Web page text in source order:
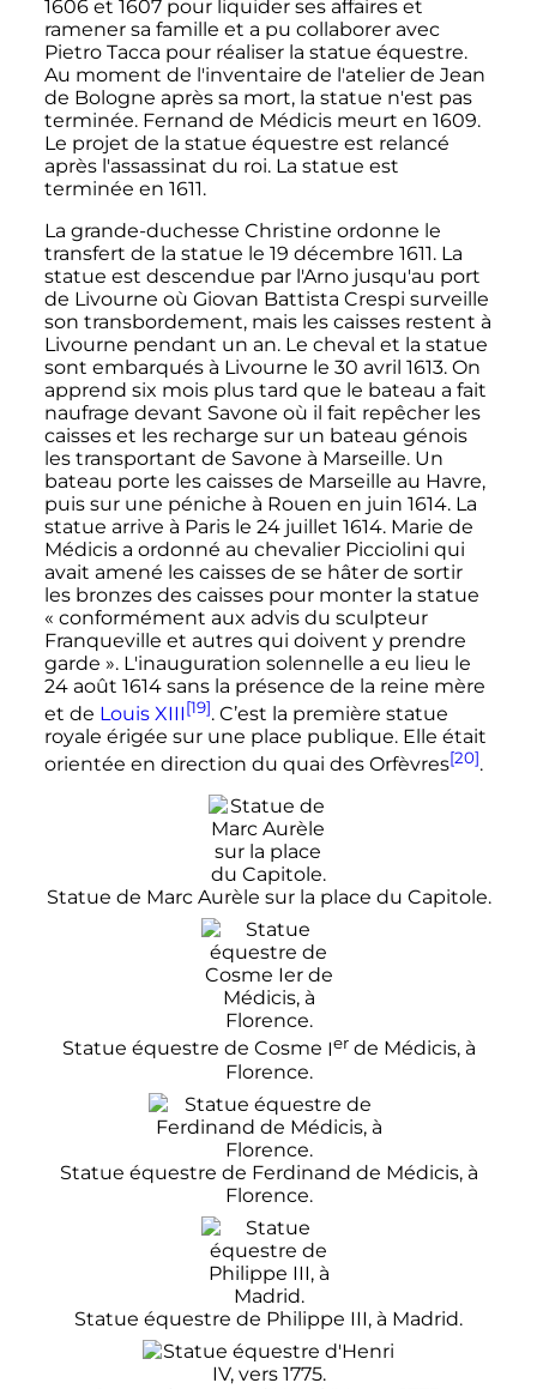
1606 et 1607 pour liquider ses affaires et
ramener sa famille et a pu collaborer avec
Pietro Tacca pour réaliser la statue équestre.
Au moment de l'inventaire de l'atelier de Jean
de Bologne après sa mort, la statue n'est pas
terminée. Fernand de Médicis meurt en 1609.
Le projet de la statue équestre est relancé
après l'assassinat du roi. La statue est
terminée en 1611.
La grande-duchesse Christine ordonne le
transfert de la statue le 19 décembre 1611. La
statue est descendue par l'Arno jusqu'au port
de Livourne où Giovan Battista Crespi surveille
son transbordement, mais les caisses restent à
Livourne pendant un an. Le cheval et la statue
sont embarqués à Livourne le 30 avril 1613. On
apprend six mois plus tard que le bateau a fait
naufrage devant Savone où il fait repêcher les
caisses et les recharge sur un bateau génois
les transportant de Savone à Marseille. Un
bateau porte les caisses de Marseille au Havre,
puis sur une péniche à Rouen en juin 1614. La
statue arrive à Paris le 24 juillet 1614. Marie de
Médicis a ordonné au chevalier Picciolini qui
avait amené les caisses de se hâter de sortir
les bronzes des caisses pour monter la statue
« conformément aux advis du sculpteur
Franqueville et autres qui doivent y prendre
garde ». L'inauguration solennelle a eu lieu le
24 août 1614sans la présence de la reine mère
et de Louis XIII[19]. C’est la première statue
royale érigée sur une place publique. Elle était
orientée en direction du quai des Orfèvres[20].
Statue de Marc Aurèle sur la place du Capitole.
Statue équestre de Cosme Ierde Médicis, à
Florence.
Statue équestre de Ferdinand de Médicis, à
Florence.
Statue équestre de Philippe III, à Madrid.